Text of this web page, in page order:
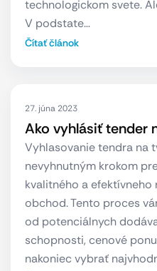
technologickom svete.
V podstate…
Čítať článok
27. júna 2023
Ako vyhlásiť tender
Vyhlasovanie tendra na
nevyhnutným krokom
kvalitného a efektívneho
obchod. Tento proces
od potenciálnych
schopnosti, cenové
nakoniec vybrať